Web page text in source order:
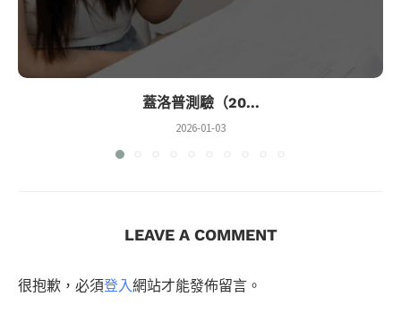
蓋洛普測驗（20...
2026-01-03
LEAVE A COMMENT
很抱歉，必須登入網站才能發佈留言。